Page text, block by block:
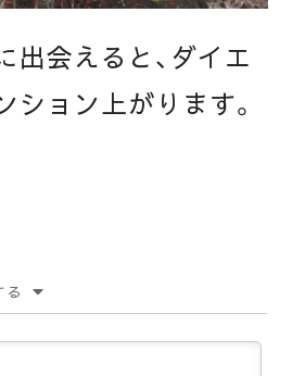
出会えると、ダイエ
ション上がります。
る